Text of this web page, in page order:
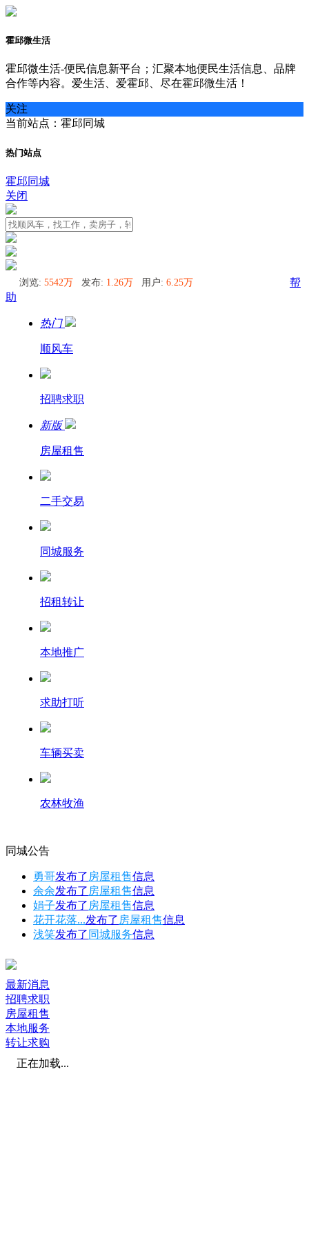
霍邱微生活
霍邱微生活-便民信息新平台；汇聚本地便民生活信息、品牌
合作等内容。爱生活、爱霍邱、尽在霍邱微生活！
关注
当前站点：霍邱同城
热门站点
霍邱同城
关闭
浏览: 5542万 发布: 1.26万 用户: 6.25万
帮
助
热门
顺风车
招聘求职
新版
房屋租售
二手交易
同城服务
招租转让
本地推广
求助打听
车辆买卖
农林牧渔
同城公告
勇哥发布了 房屋租售信息
余余发布了 房屋租售信息
娟子发布了 房屋租售信息
花开花落...发布了 房屋租售信息
浅笑发布了 同城服务信息
最新消息
招聘求职
房屋租售
本地服务
转让求购
正在加载...